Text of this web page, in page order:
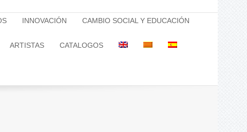
INNOVACIÓN CAMBIO SOCIAL Y EDUCACIÓN
ARTISTAS CATALOGOS